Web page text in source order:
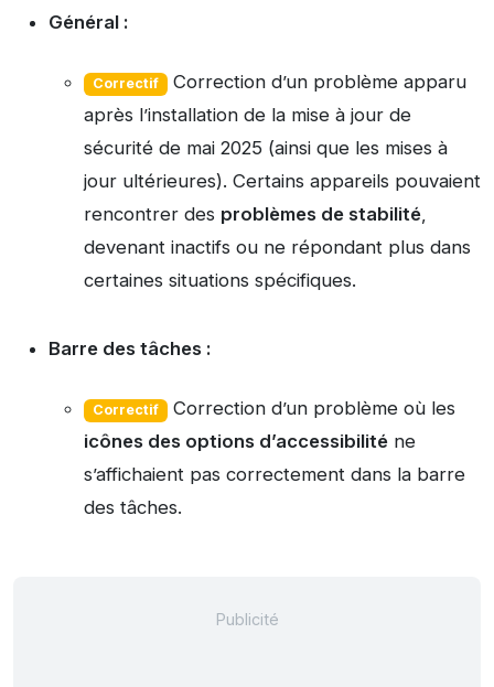
Général :
Correctif
Correction d’un problème apparu
après l’installation de la mise à jour de
sécurité de mai 2025 (ainsi que les mises à
jour ultérieures). Certains appareils pouvaient
rencontrer des problèmes de stabilité,
devenant inactifs ou ne répondant plus dans
certaines situations spécifiques.
Barre des tâches :
Correctif
Correction d’un problème où les
icônes des options d’accessibilité ne
s’affichaient pas correctement dans la barre
des tâches.